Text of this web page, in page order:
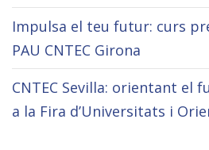
Impulsa el teu futur: curs
PAU CNTEC Girona
CNTEC Sevilla: orientant el
a la Fira d’Universitats i